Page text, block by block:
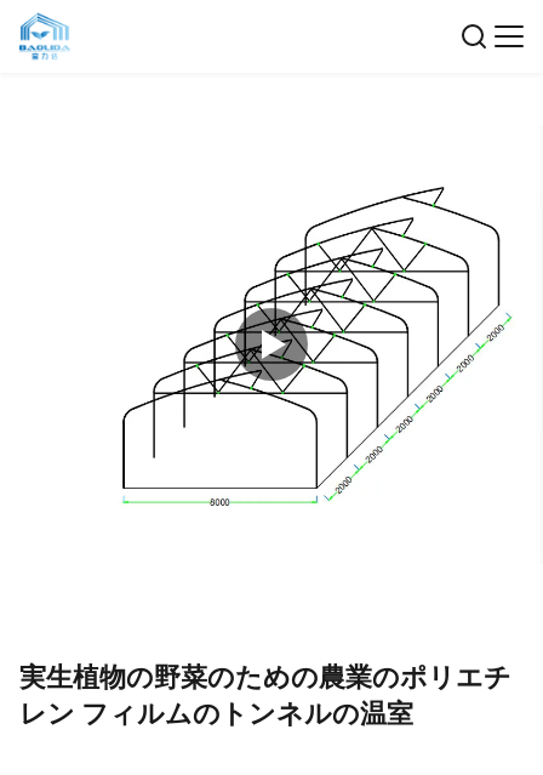
実生植物の野菜のための農業のポリエチ
レン フィルムのトンネルの温室